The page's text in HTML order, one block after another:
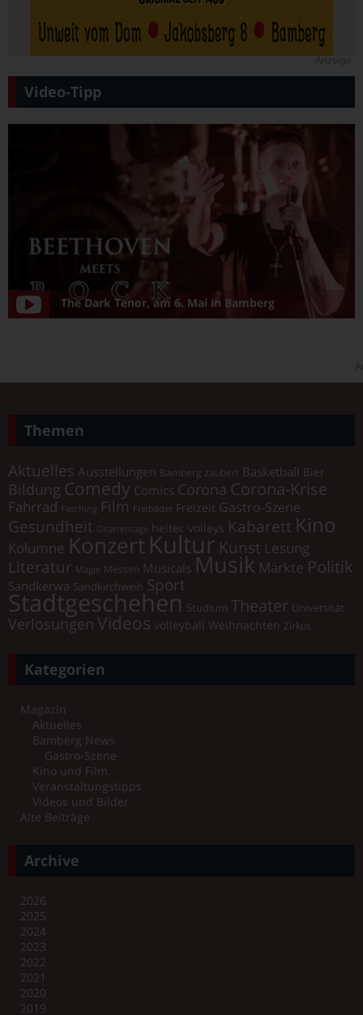
Video-Tipp
The Dark Tenor, am 6. Mai in Bamberg
Themen
Aktuelles Ausstellungen Bamberg zaubert Basketball Bier
Bildung Comedy Comics Corona Corona-Krise
Fahrrad Fasching Film Freibäder Freizeit Gastro-Szene
Gesundheit Gitarrentage heitec volleys Kabarett Kino
Kolumne Konzert Kultur Kunst Lesung
Literatur Magie Messen Musicals Musik Märkte Politik
Sandkerwa Sandkirchweih Sport
Stadtgeschehen Studium Theater Universität
Verlosungen Videos volleyball Weihnachten Zirkus
Kategorien
Magazin
Aktuelles
Bamberg News
Gastro-Szene
Kino und Film
Veranstaltungstipps
Videos und Bilder
Alte Beiträge
Archive
2026
2025
2024
2023
2022
2021
2020
2019